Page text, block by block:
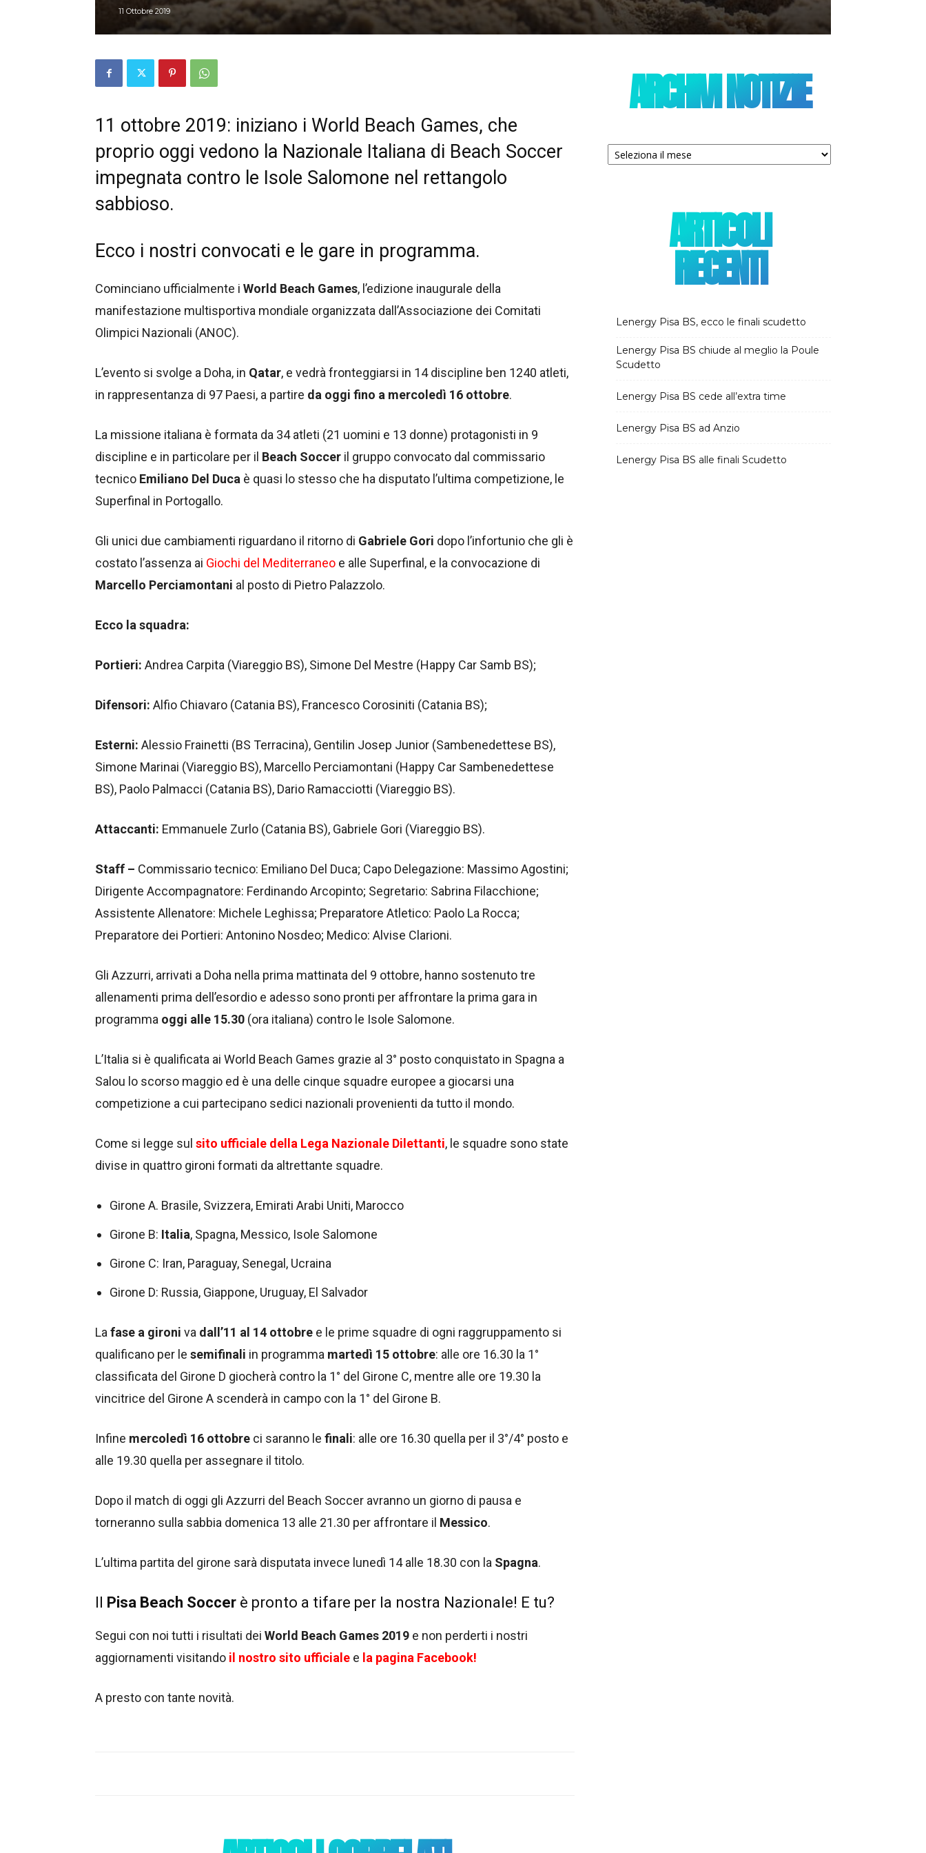
11 Ottobre 2019
11 ottobre 2019: iniziano i World Beach Games, che
proprio oggi vedono la Nazionale Italiana di Beach Soccer
impegnata contro le Isole Salomone nel rettangolo
sabbioso.
Ecco i nostri convocati e le gare in programma.
Cominciano ufficialmente i World Beach Games, l’edizione inaugurale della
manifestazione multisportiva mondiale organizzata dall’Associazione dei Comitati
Olimpici Nazionali (ANOC).
L’evento si svolge a Doha, in Qatar, e vedrà fronteggiarsi in 14 discipline ben 1240 atleti,
in rappresentanza di 97 Paesi, a partire da oggi fino a mercoledì 16 ottobre.
La missione italiana è formata da 34 atleti (21 uomini e 13 donne) protagonisti in 9
discipline e in particolare per il Beach Soccer il gruppo convocato dal commissario
tecnico Emiliano Del Duca è quasi lo stesso che ha disputato l’ultima competizione, le
Superfinal in Portogallo.
Gli unici due cambiamenti riguardano il ritorno di Gabriele Gori dopo l’infortunio che gli è
costato l’assenza ai Giochi del Mediterraneo e alle Superfinal, e la convocazione di
Marcello Perciamontani al posto di Pietro Palazzolo.
Ecco la squadra:
Portieri: Andrea Carpita (Viareggio BS), Simone Del Mestre (Happy Car Samb BS);
Difensori: Alfio Chiavaro (Catania BS), Francesco Corosiniti (Catania BS);
Esterni: Alessio Frainetti (BS Terracina), Gentilin Josep Junior (Sambenedettese BS),
Simone Marinai (Viareggio BS), Marcello Perciamontani (Happy Car Sambenedettese
BS), Paolo Palmacci (Catania BS), Dario Ramacciotti (Viareggio BS).
Attaccanti: Emmanuele Zurlo (Catania BS), Gabriele Gori (Viareggio BS).
Staff – Commissario tecnico: Emiliano Del Duca; Capo Delegazione: Massimo Agostini;
Dirigente Accompagnatore: Ferdinando Arcopinto; Segretario: Sabrina Filacchione;
Assistente Allenatore: Michele Leghissa; Preparatore Atletico: Paolo La Rocca;
Preparatore dei Portieri: Antonino Nosdeo; Medico: Alvise Clarioni.
Gli Azzurri, arrivati a Doha nella prima mattinata del 9 ottobre, hanno sostenuto tre
allenamenti prima dell’esordio e adesso sono pronti per affrontare la prima gara in
programma oggi alle 15.30 (ora italiana) contro le Isole Salomone.
L’Italia si è qualificata ai World Beach Games grazie al 3° posto conquistato in Spagna a
Salou lo scorso maggio ed è una delle cinque squadre europee a giocarsi una
competizione a cui partecipano sedici nazionali provenienti da tutto il mondo.
Come si legge sul sito ufficiale della Lega Nazionale Dilettanti, le squadre sono state
divise in quattro gironi formati da altrettante squadre.
Girone A. Brasile, Svizzera, Emirati Arabi Uniti, Marocco
Girone B: Italia, Spagna, Messico, Isole Salomone
Girone C: Iran, Paraguay, Senegal, Ucraina
Girone D: Russia, Giappone, Uruguay, El Salvador
La fase a gironi va dall’11 al 14 ottobre e le prime squadre di ogni raggruppamento si
qualificano per le semifinali in programma martedì 15 ottobre: alle ore 16.30 la 1°
classificata del Girone D giocherà contro la 1° del Girone C, mentre alle ore 19.30 la
vincitrice del Girone A scenderà in campo con la 1° del Girone B.
Infine mercoledì 16 ottobre ci saranno le finali: alle ore 16.30 quella per il 3°/4° posto e
alle 19.30 quella per assegnare il titolo.
Dopo il match di oggi gli Azzurri del Beach Soccer avranno un giorno di pausa e
torneranno sulla sabbia domenica 13 alle 21.30 per affrontare il Messico.
L’ultima partita del girone sarà disputata invece lunedì 14 alle 18.30 con la Spagna.
Il Pisa Beach Soccer è pronto a tifare per la nostra Nazionale! E tu?
Segui con noi tutti i risultati dei World Beach Games 2019 e non perderti i nostri
aggiornamenti visitando il nostro sito ufficiale e la pagina Facebook!
A presto con tante novità.
ARCHIVI NOTIZIE
Archivi
notizie
ARTICOLI
RECENTI
Lenergy Pisa BS, ecco le finali scudetto
Lenergy Pisa BS chiude al meglio la Poule
Scudetto
Lenergy Pisa BS cede all’extra time
Lenergy Pisa BS ad Anzio
Lenergy Pisa BS alle finali Scudetto